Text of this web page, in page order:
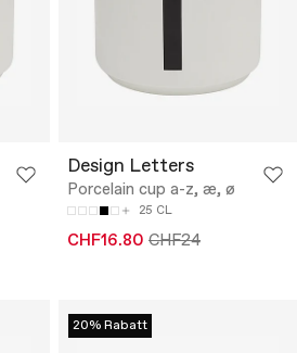
Design Letters
Porcelain cup a-z, æ, ø
25 CL
CHF16.80 CHF24
20% Rabatt